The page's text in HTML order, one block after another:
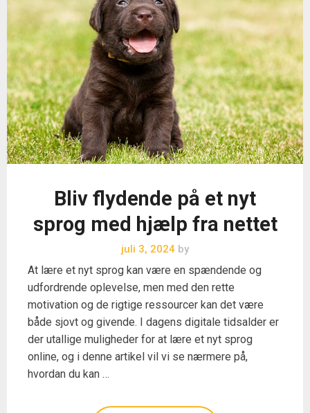
Bliv flydende på et nyt
sprog med hjælp fra nettet
juli 3, 2024 by
At lære et nyt sprog kan være en spændende og
udfordrende oplevelse, men med den rette
motivation og de rigtige ressourcer kan det være
både sjovt og givende. I dagens digitale tidsalder er
der utallige muligheder for at lære et nyt sprog
online, og i denne artikel vil vi se nærmere på,
hvordan du kan …